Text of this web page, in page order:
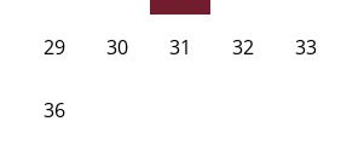
29 30 31 32 33
36